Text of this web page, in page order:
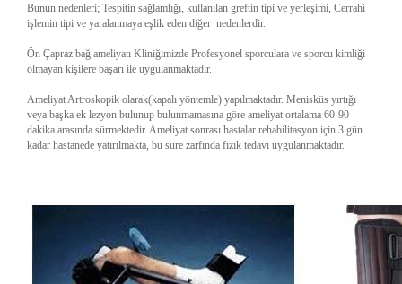
Bunun nedenleri; Tespitin sağlamlığı, kullanılan greftin tipi ve yerleşimi, Cerrahi
işlemin tipi ve yaralanmaya eşlik eden diğer nedenlerdir.
Ön Çapraz bağ ameliyatı Kliniğimizde Profesyonel sporculara ve sporcu kimliği
olmayan kişilere başarı ile uygulanmaktadır.
Ameliyat Artroskopik olarak(kapalı yöntemle) yapılmaktadır. Menisküs yırtığı
veya başka ek lezyon bulunup bulunmamasına göre ameliyat ortalama 60-90
dakika arasında sürmektedir. Ameliyat sonrası hastalar rehabilitasyon için 3 gün
kadar hastanede yatırılmakta, bu süre zarfında fizik tedavi uygulanmaktadır.